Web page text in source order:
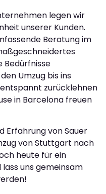
legen wir
unserer Kunden.
Beratung im
Bedürfnisse
Umzug bis ins
zurücklehnen
in Barcelona freuen
Erfahrung von Sauer
von Stuttgart nach
heute für ein
uns gemeinsam